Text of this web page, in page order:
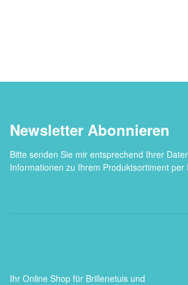
Newsletter Abonnieren
Bitte senden Sie mir entsprechend Ihrer
Informationen zu Ihrem Produktsortiment per
Ihr Online Shop für Brillenetuis und